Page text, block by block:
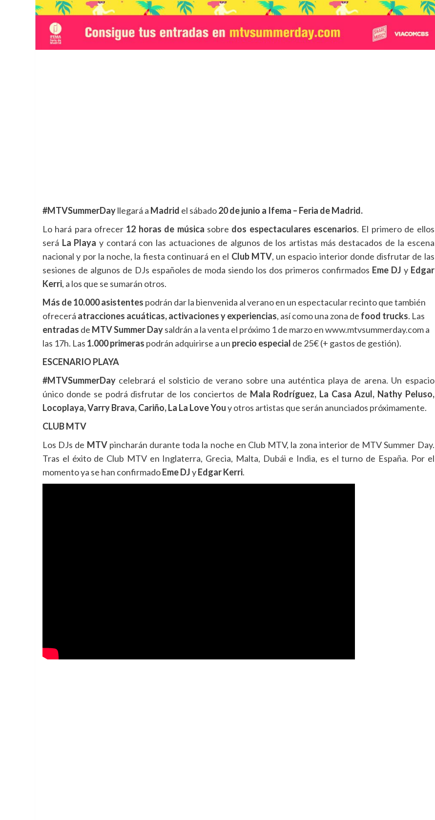
#MTVSummerDayllegará a Madrid el sábado20 de junio a Ifema – Feria de Madrid.
Lo hará para ofrecer 12 horas de música sobre dos espectaculares escenarios. El primero de ellos
será La Playa y contará con las actuaciones de algunos de los artistas más destacados de la escena
nacional y por la noche, la fiesta continuará en el Club MTV, un espacio interior donde disfrutar de las
sesiones de algunos de DJs españoles de moda siendo los dos primeros confirmados Eme DJ y Edgar
Kerri, a los que se sumarán otros.
Más de 10.000 asistentes podrán dar la bienvenida al verano en un espectacular recinto que también
ofrecerá atracciones acuáticas, activaciones y experiencias, así como una zona de food trucks. Las
entradas de MTV Summer Daysaldrán a la venta el próximo 1 de marzo en www.mtvsummerday.com a
las 17h. Las 1.000 primeras podrán adquirirse a un precio especial de 25€ (+ gastos de gestión).
ESCENARIO PLAYA
#MTVSummerDay celebrará el solsticio de verano sobre una auténtica playa de arena. Un espacio
único donde se podrá disfrutar de los conciertos de Mala Rodríguez, La Casa Azul, Nathy Peluso,
Locoplaya, Varry Brava, Cariño, La La Love Youy otros artistas que serán anunciados próximamente.
CLUB MTV
Los DJs de MTVpincharán durante toda la noche en Club MTV, la zona interior de MTV Summer Day.
Tras el éxito de Club MTV en Inglaterra, Grecia, Malta, Dubái e India, es el turno de España. Por el
momento ya se han confirmadoEme DJyEdgar Kerri.